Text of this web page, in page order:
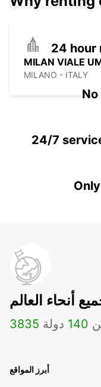
MILAN VIALE
MILANO - ITALY
24 hour
24/7
أنحاء العالم
3835 140 دولة
أبرز المواقع